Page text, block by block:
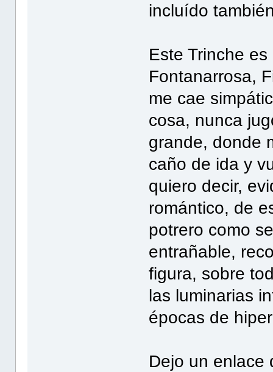
incluído
Este Trinche
Fontanarrosa,
me cae
cosa, nunca
grande, donde
caño de ida y
quiero decir,
romántico, de
potrero como
entrañable,
figura, sobre
las luminarias
épocas de
Dejo un enlace